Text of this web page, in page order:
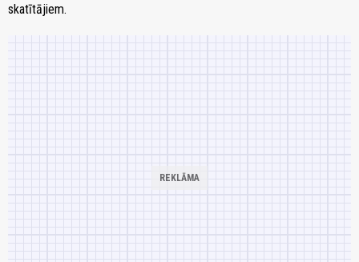
skatītājiem.